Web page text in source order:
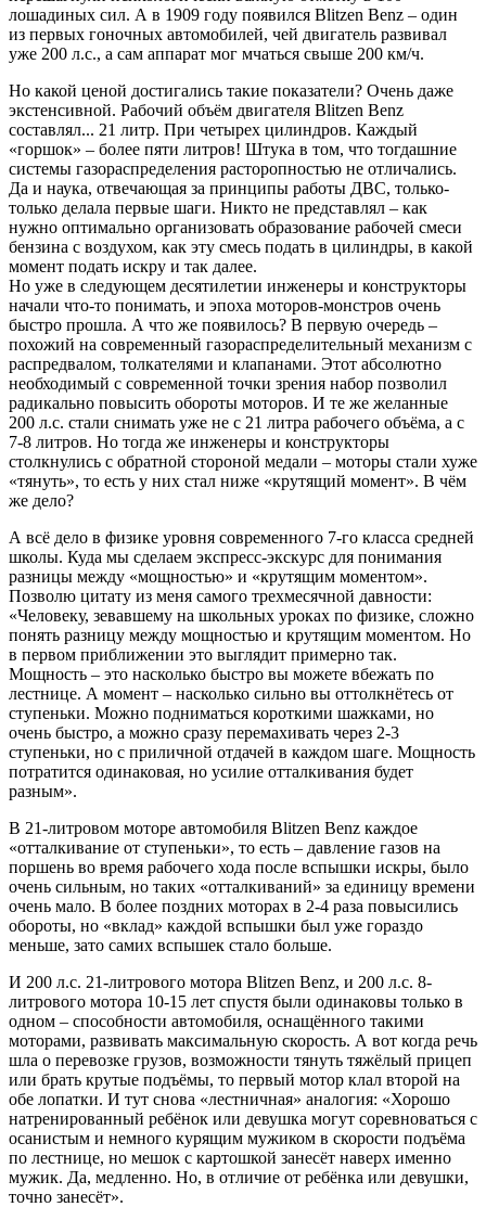
лошадиных сил. А в 1909 году появился Blitzen Benz – один
из первых гоночных автомобилей, чей двигатель развивал
уже 200 л.с., а сам аппарат мог мчаться свыше 200 км/ч.
Но какой ценой достигались такие показатели? Очень даже
экстенсивной. Рабочий объём двигателя Blitzen Benz
составлял... 21 литр. При четырех цилиндров. Каждый
«горшок» – более пяти литров! Штука в том, что тогдашние
системы газораспределения расторопностью не отличались.
Да и наука, отвечающая за принципы работы ДВС, только-
только делала первые шаги. Никто не представлял – как
нужно оптимально организовать образование рабочей смеси
бензина с воздухом, как эту смесь подать в цилиндры, в какой
момент подать искру и так далее.
Но уже в следующем десятилетии инженеры и конструкторы
начали что-то понимать, и эпоха моторов-монстров очень
быстро прошла. А что же появилось? В первую очередь –
похожий на современный газораспределительный механизм с
распредвалом, толкателями и клапанами. Этот абсолютно
необходимый с современной точки зрения набор позволил
радикально повысить обороты моторов. И те же желанные
200 л.с. стали снимать уже не с 21 литра рабочего объёма, а с
7-8 литров. Но тогда же инженеры и конструкторы
столкнулись с обратной стороной медали – моторы стали хуже
«тянуть», то есть у них стал ниже «крутящий момент». В чём
же дело?
А всё дело в физике уровня современного 7-го класса средней
школы. Куда мы сделаем экспресс-экскурс для понимания
разницы между «мощностью» и «крутящим моментом».
Позволю цитату из меня самого трехмесячной давности:
«Человеку, зевавшему на школьных уроках по физике, сложно
понять разницу между мощностью и крутящим моментом. Но
в первом приближении это выглядит примерно так.
Мощность – это насколько быстро вы можете вбежать по
лестнице. А момент – насколько сильно вы оттолкнётесь от
ступеньки. Можно подниматься короткими шажками, но
очень быстро, а можно сразу перемахивать через 2-3
ступеньки, но с приличной отдачей в каждом шаге. Мощность
потратится одинаковая, но усилие отталкивания будет
разным».
В 21-литровом моторе автомобиля Blitzen Benz каждое
«отталкивание от ступеньки», то есть – давление газов на
поршень во время рабочего хода после вспышки искры, было
очень сильным, но таких «отталкиваний» за единицу времени
очень мало. В более поздних моторах в 2-4 раза повысились
обороты, но «вклад» каждой вспышки был уже гораздо
меньше, зато самих вспышек стало больше.
И 200 л.с. 21-литрового мотора Blitzen Benz, и 200 л.с. 8-
литрового мотора 10-15 лет спустя были одинаковы только в
одном – способности автомобиля, оснащённого такими
моторами, развивать максимальную скорость. А вот когда речь
шла о перевозке грузов, возможности тянуть тяжёлый прицеп
или брать крутые подъёмы, то первый мотор клал второй на
обе лопатки. И тут снова «лестничная» аналогия: «Хорошо
натренированный ребёнок или девушка могут соревноваться с
осанистым и немного курящим мужиком в скорости подъёма
по лестнице, но мешок с картошкой занесёт наверх именно
мужик. Да, медленно. Но, в отличие от ребёнка или девушки,
точно занесёт».